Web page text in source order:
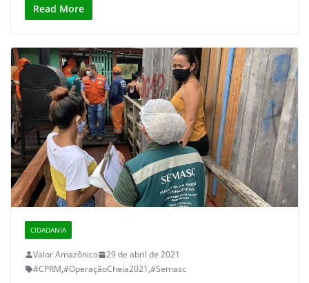
Read More
CIDADANIA
Valor Amazônico
29 de abril de 2021
#CPRM,#OperaçãoCheia2021,#Semasc